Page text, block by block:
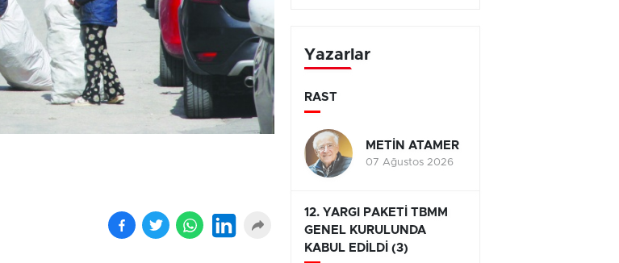
Yazarlar
RAST
METİN ATAMER
07 Ağustos 2026
12. YARGI PAKETİ TBMM
GENEL KURULUNDA
KABUL EDİLDİ (3)